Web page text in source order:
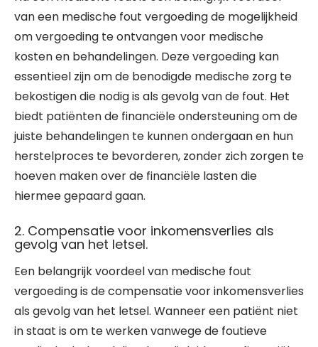
van een medische fout vergoeding de mogelijkheid
om vergoeding te ontvangen voor medische
kosten en behandelingen. Deze vergoeding kan
essentieel zijn om de benodigde medische zorg te
bekostigen die nodig is als gevolg van de fout. Het
biedt patiënten de financiële ondersteuning om de
juiste behandelingen te kunnen ondergaan en hun
herstelproces te bevorderen, zonder zich zorgen te
hoeven maken over de financiële lasten die
hiermee gepaard gaan.
2. Compensatie voor inkomensverlies als
gevolg van het letsel.
Een belangrijk voordeel van medische fout
vergoeding is de compensatie voor inkomensverlies
als gevolg van het letsel. Wanneer een patiënt niet
in staat is om te werken vanwege de foutieve